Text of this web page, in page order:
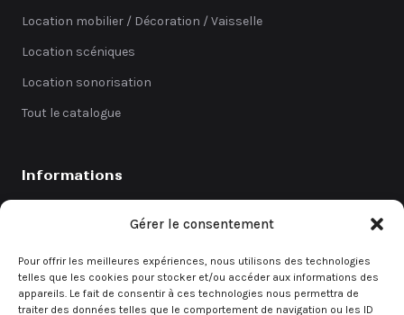
Gérer le consentement
Pour offrir les meilleures expériences, nous utilisons des technologies
telles que les cookies pour stocker et/ou accéder aux informations des
appareils. Le fait de consentir à ces technologies nous permettra de
traiter des données telles que le comportement de navigation ou les ID
Location mobilier / Décoration / Vaisselle
Location scéniques
Location sonorisation
Tout le catalogue
Informations
Contact
Demande de devis